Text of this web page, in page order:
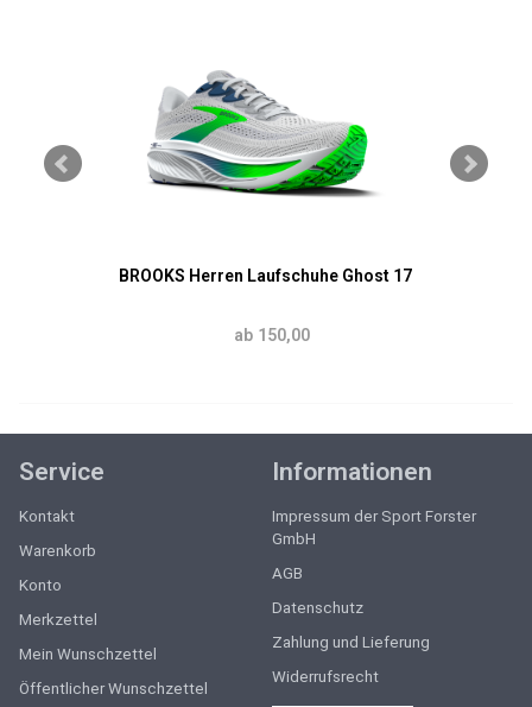
BROOKS Herren Laufschuhe Ghost 17
ab 150,00
Service
Kontakt
Warenkorb
Konto
Merkzettel
Mein Wunschzettel
Öffentlicher Wunschzettel
Informationen
Impressum der Sport Forster
GmbH
AGB
Datenschutz
Zahlung und Lieferung
Widerrufsrecht